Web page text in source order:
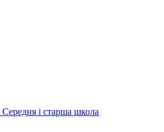
Середня і старша школа